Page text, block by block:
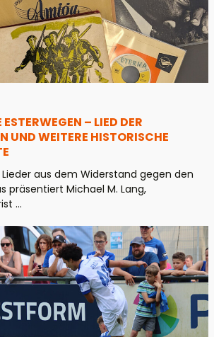
– LIED DER
UND WEITERE HISTORISCHE
aus dem Widerstand gegen den
präsentiert Michael M. Lang,
...